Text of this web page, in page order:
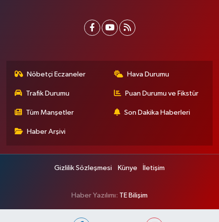
Nöbetçi Eczaneler Hava Durumu
Trafik Durumu Puan Durumu ve Fikstür
Tüm Manşetler Son Dakika Haberleri
Haber Arşivi
Gizlilik Sözleşmesi Künye İletişim
Haber Yazılımı: TE Bilişim